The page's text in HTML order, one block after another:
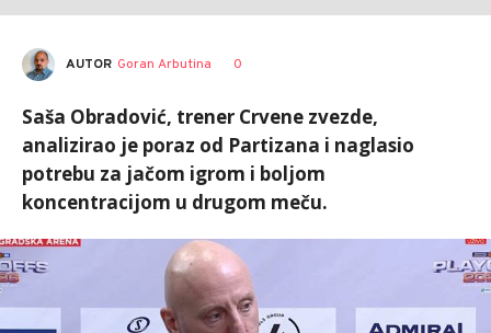
AUTOR Goran Arbutina 0
Saša Obradović, trener Crvene zvezde,
analizirao je poraz od Partizana i naglasio
potrebu za jačom igrom i boljom
koncentracijom u drugom meču.